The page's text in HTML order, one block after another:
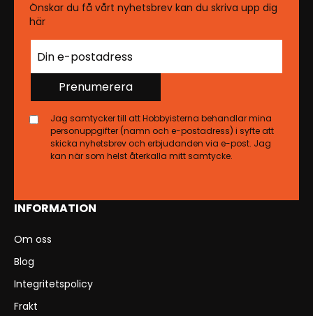
INFORMATION
Om oss
Blog
Integritetspolicy
Frakt
Önskar du få vårt nyhetsbrev kan du skriva upp dig
här
Prenumerera
Jag samtycker till att Hobbyisterna behandlar mina
personuppgifter (namn och e-postadress) i syfte att
skicka nyhetsbrev och erbjudanden via e-post. Jag
kan när som helst återkalla mitt samtycke.